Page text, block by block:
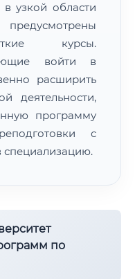
в узкой области
курсы.
войти в
расширить
деятельности,
программу
с
специализацию.
по